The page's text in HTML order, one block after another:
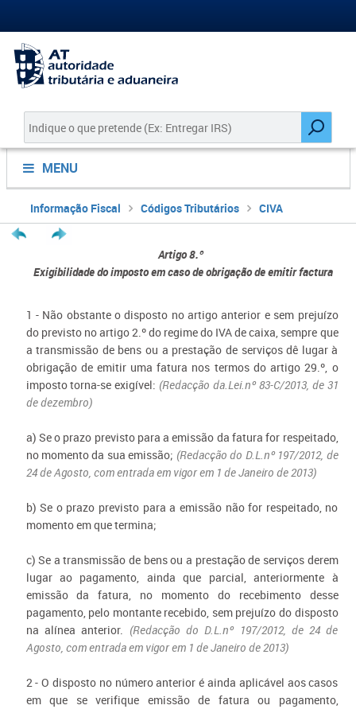
MENU
Informação Fiscal Códigos Tributários CIVA
Artigo 8.º
Exigibilidade do imposto em caso de obrigação de emitir factura
1 - Não obstante o disposto no artigo anterior e sem prejuízo
do previsto no artigo 2.º do regime do IVA de caixa, sempre que
a transmissão de bens ou a prestação de serviços dê lugar à
obrigação de emitir uma fatura nos termos do artigo 29.º, o
imposto torna-se exigível: (Redacção da.Lei.nº 83-C/2013, de 31
de dezembro)
a) Se o prazo previsto para a emissão da fatura for respeitado,
no momento da sua emissão; (Redacção do D.L.nº 197/2012, de
24 de Agosto, com entrada em vigor em 1 de Janeiro de 2013)
b) Se o prazo previsto para a emissão não for respeitado, no
momento em que termina;
c) Se a transmissão de bens ou a prestação de serviços derem
lugar ao pagamento, ainda que parcial, anteriormente à
emissão da fatura, no momento do recebimento desse
pagamento, pelo montante recebido, sem prejuízo do disposto
na alínea anterior. (Redacção do D.L.nº 197/2012, de 24 de
Agosto, com entrada em vigor em 1 de Janeiro de 2013)
2 - O disposto no número anterior é ainda aplicável aos casos
em que se verifique emissão de fatura ou pagamento,